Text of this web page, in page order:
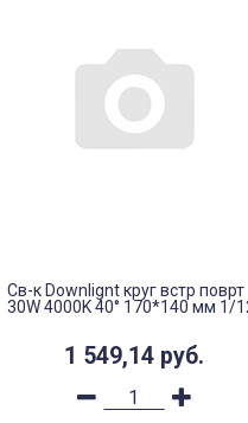
Св-к Downlignt круг встр поврт
30W 4000K 40° 170*140 мм 1/
1 549,14 руб.